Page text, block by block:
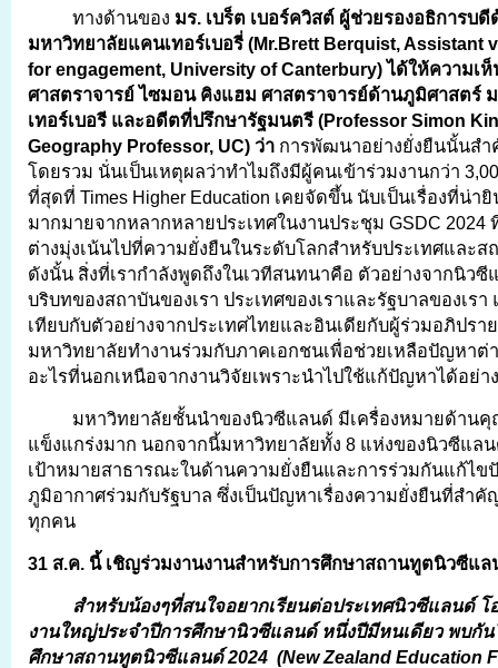
ทางด้านของ มร. เบร็ต เบอร์ควิสต์ ผู้ช่วยรองอธิการบ
มหาวิทยาลัยแคนเทอร์เบอรี่ (Mr.Brett Berquist, Assistant
for engagement, University of Canterbury) ได้ให้ความเ
ศาสตราจารย์ ไซมอน คิงแฮม ศาสตราจารย์ด้านภูมิศาสตร์
เทอร์เบอรี และอดีตที่ปรึกษารัฐมนตรี (Professor Simon
Geography Professor, UC) ว่า การพัฒนาอย่างยั่งยืนนั้นส
โดยรวม นั่นเป็นเหตุผลว่าทำไมถึงมีผู้คนเข้าร่วมงานกว่า
ที่สุดที่ Times Higher Education เคยจัดขึ้น นับเป็นเรื่องที่น่า
มากมายจากหลากหลายประเทศในงานประชุม GSDC 2024
ต่างมุ่งเน้นไปที่ความยั่งยืนในระดับโลกสำหรับประเทศและส
ดังนั้น สิ่งที่เรากำลังพูดถึงในเวทีสนทนาคือ ตัวอย่างจากนิวซี
บริบทของสถาบันของเรา ประเทศของเราและรัฐบาลของเรา
เทียบกับตัวอย่างจากประเทศไทยและอินเดียกับผู้ร่วมอภิปร
มหาวิทยาลัยทำงานร่วมกับภาคเอกชนเพื่อช่วยเหลือปัญหาต่
อะไรที่นอกเหนือจากงานวิจัยเพราะนำไปใช้แก้ปัญหาได้อย่า
มหาวิทยาลัยชั้นนำของนิวซีแลนด์ มีเครื่องหมายด้าน
แข็งแกร่งมาก นอกจากนี้มหาวิทยาลัยทั้ง 8 แห่งของนิวซีแล
เป้าหมายสาธารณะในด้านความยั่งยืนและการร่วมกันแก้ไ
ภูมิอากาศร่วมกับรัฐบาล ซึ่งเป็นปัญหาเรื่องความยั่งยืนที่สำคั
ทุกคน
31 ส.ค. นี้ เชิญร่วมงานงานสำหรับการศึกษาสถานทูตนิวซีแ
สำหรับน้องๆที่สนใจอยากเรียนต่อประเทศนิวซีแลนด์ โ
งานใหญ่ประจำปีการศึกษานิวซีแลนด์ หนึ่งปีมีหนเดียว พบกัน
ศึกษาสถานทูตนิวซีแลนด์ 2024 (New Zealand Education